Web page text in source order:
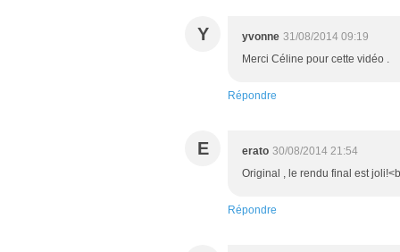
Y yvonne 31/08/2014 09:19
Merci Céline pour cette vidéo .
Répondre
E erato 30/08/2014 21:54
Original , le rendu final est
Répondre